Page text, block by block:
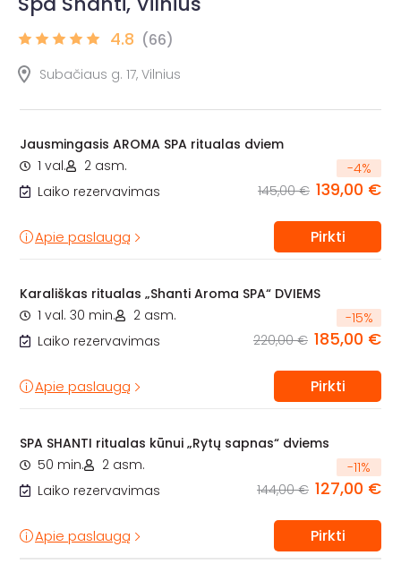
4.8 (66)
Subačiaus g. 17, Vilnius
Jausmingasis AROMA SPA ritualas dviem
1 val.
2 asm.
Laiko rezervavimas
-4%
145,00 € 139,00 €
Apie paslaugą Pirkti
Karališkas ritualas „Shanti Aroma SPA“ DVIEMS
1 val. 30 min.
2 asm.
Laiko rezervavimas
-15%
220,00 € 185,00 €
Apie paslaugą Pirkti
SPA SHANTI ritualas kūnui „Rytų sapnas“ dviems
50 min.
2 asm.
Laiko rezervavimas
-11%
144,00 € 127,00 €
Apie paslaugą Pirkti